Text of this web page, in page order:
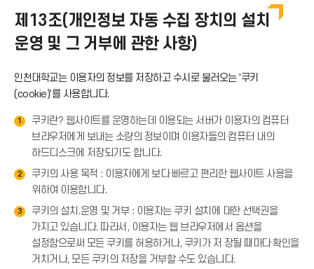
제13조(개인정보 자동 수집 장치의 설치
운영 및 그 거부에 관한 사항)
인천대학교는 이용자의 정보를 저장하고 수시로 불러오는 '쿠키
(cookie)'를 사용합니다.
1
쿠키란? 웹사이트를 운영하는데 이용되는 서버가 이용자의 컴퓨터
브라우저에게 보내는 소량의 정보이며 이용자들의 컴퓨터 내의
하드디스크에 저장되기도 합니다.
2
쿠키의 사용 목적 : 이용자에게 보다 빠르고 편리한 웹사이트 사용을
위하여 이용합니다.
3
쿠키의 설치.운영 및 거부 : 이용자는 쿠키 설치에 대한 선택권을
가지고 있습니다. 따라서, 이용자는 웹 브라우저에서 옵션을
설정함으로써 모든 쿠키를 허용하거나, 쿠키가 저 장될 때마다 확인을
거치거나, 모든 쿠키의 저장을 거부할 수도 있습니다.